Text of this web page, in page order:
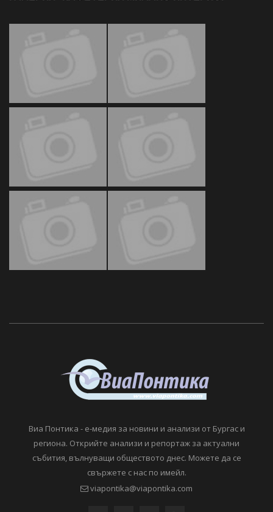
Виа Понтика - е-медия за новини и анализи от Бургас и
региона. Открийте анализи и репортаж за актуални
събития, вълнуващи обществото днес. Можете да се
свържете с нас по имейл.
viapontika@viapontika.com